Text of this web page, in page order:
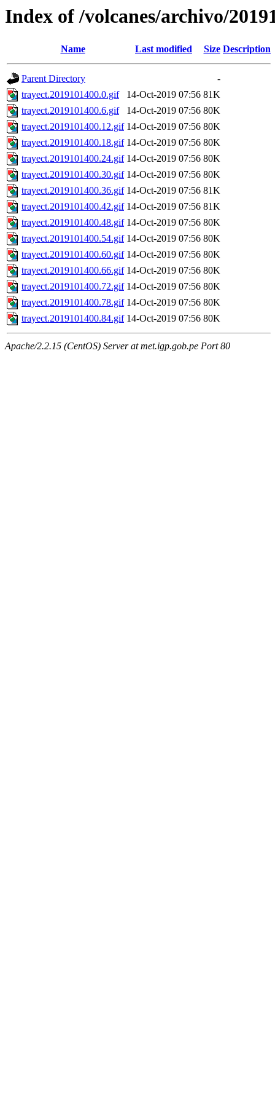
Index of /volcanes/archivo/
Name Last modified Size Description
Parent Directory
-
trayect.2019101400.0.gif
14-Oct-2019 07:56 81K
trayect.2019101400.6.gif
14-Oct-2019 07:56 80K
trayect.2019101400.12.gif 14-Oct-2019 07:56 80K
trayect.2019101400.18.gif 14-Oct-2019 07:56 80K
trayect.2019101400.24.gif 14-Oct-2019 07:56 80K
trayect.2019101400.30.gif 14-Oct-2019 07:56 80K
trayect.2019101400.36.gif 14-Oct-2019 07:56 81K
trayect.2019101400.42.gif 14-Oct-2019 07:56 81K
trayect.2019101400.48.gif 14-Oct-2019 07:56 80K
trayect.2019101400.54.gif 14-Oct-2019 07:56 80K
trayect.2019101400.60.gif 14-Oct-2019 07:56 80K
trayect.2019101400.66.gif 14-Oct-2019 07:56 80K
trayect.2019101400.72.gif 14-Oct-2019 07:56 80K
trayect.2019101400.78.gif 14-Oct-2019 07:56 80K
trayect.2019101400.84.gif 14-Oct-2019 07:56 80K
Apache/2.2.15 (CentOS) Server at met.igp.gob.pe Port 80